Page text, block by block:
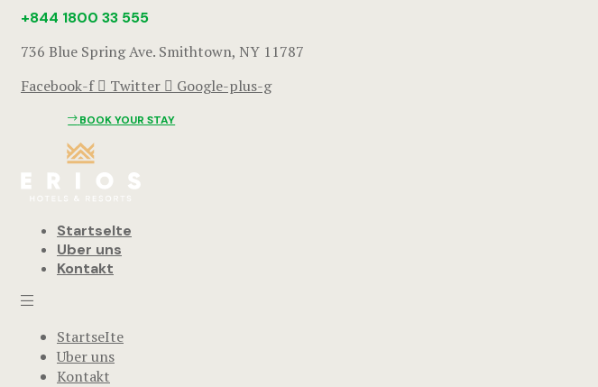
+844 1800 33 555
736 Blue Spring Ave. Smithtown, NY 11787
Facebook-f
Twitter Google-plus-g
BOOK YOUR STAY
StartseIte
Uber uns
Kontakt
StartseIte
Uber uns
Kontakt